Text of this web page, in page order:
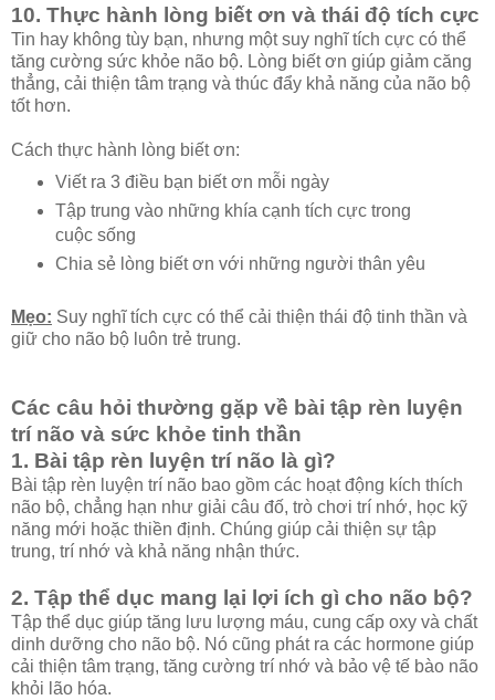
10. Thực hành lòng biết ơn và thái độ tích cực
Tin hay không tùy bạn, nhưng một suy nghĩ tích cực có thể
tăng cường sức khỏe não bộ. Lòng biết ơn giúp giảm căng
thẳng, cải thiện tâm trạng và thúc đẩy khả năng của não bộ
tốt hơn.
Cách thực hành lòng biết ơn:
Viết ra 3 điều bạn biết ơn mỗi ngày
Tập trung vào những khía cạnh tích cực trong
cuộc sống
Chia sẻ lòng biết ơn với những người thân yêu
Mẹo: Suy nghĩ tích cực có thể cải thiện thái độ tinh thần và
giữ cho não bộ luôn trẻ trung.
Các câu hỏi thường gặp về bài tập rèn luyện
trí não và sức khỏe tinh thần
1. Bài tập rèn luyện trí não là gì?
Bài tập rèn luyện trí não bao gồm các hoạt động kích thích
não bộ, chẳng hạn như giải câu đố, trò chơi trí nhớ, học kỹ
năng mới hoặc thiền định. Chúng giúp cải thiện sự tập
trung, trí nhớ và khả năng nhận thức.
2. Tập thể dục mang lại lợi ích gì cho não bộ?
Tập thể dục giúp tăng lưu lượng máu, cung cấp oxy và chất
dinh dưỡng cho não bộ. Nó cũng phát ra các hormone giúp
cải thiện tâm trạng, tăng cường trí nhớ và bảo vệ tế bào não
khỏi lão hóa.